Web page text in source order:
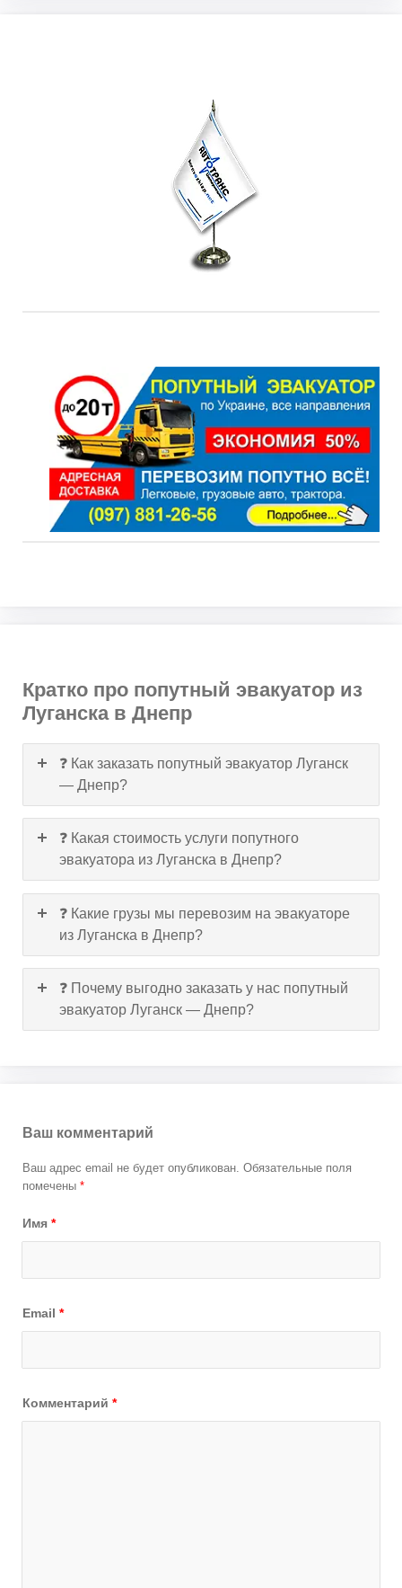
Кратко про попутный эвакуатор из
Луганска в Днепр
❓ Как заказать попутный эвакуатор Луганск
— Днепр?
❓ Какая стоимость услуги попутного
эвакуатора из Луганска в Днепр?
❓ Какие грузы мы перевозим на эвакуаторе
из Луганска в Днепр?
❓ Почему выгодно заказать у нас попутный
эвакуатор Луганск — Днепр?
Ваш комментарий
Ваш адрес email не будет опубликован. Обязательные поля
помечены *
Имя *
Email *
Комментарий *